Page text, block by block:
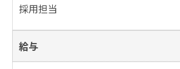
採用担当
給与